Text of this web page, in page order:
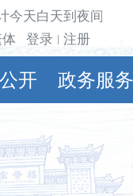
天白天到夜间多
登录 注册
开 政务服务